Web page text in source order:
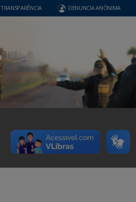
TRANSPARÊNCIA DENUNCIA ANÔNIMA